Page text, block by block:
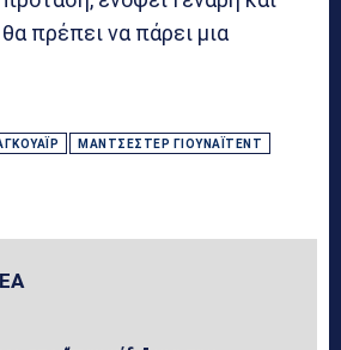
θα πρέπει να πάρει μια
ΜΆΝΤΣΕΣΤΕΡ ΓΙΟΥΝΆΙΤΕΝΤ